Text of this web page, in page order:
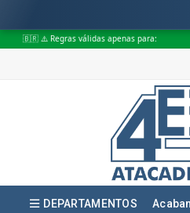
para: ✅ Pedidos no interior de
DEPARTAMENTOS